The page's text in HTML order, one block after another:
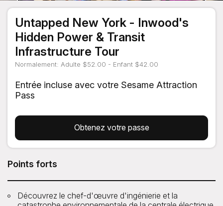
Untapped New York - Inwood's
Hidden Power & Transit
Infrastructure Tour
Normalement: Adulte $52.00 - Enfant $42.00
Entrée incluse avec votre Sesame Attraction
Pass
Obtenez votre passe
Points forts
Découvrez le chef-d'œuvre d'ingénierie et la